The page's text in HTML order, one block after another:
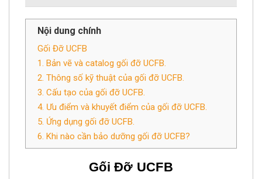
Nội dung chính
Gối Đỡ UCFB
1. Bản vẽ và catalog gối đỡ UCFB.
2. Thông số kỹ thuật của gối đỡ UCFB.
3. Cấu tạo của gối đỡ UCFB.
4. Ưu điểm và khuyết điểm của gối đỡ UCFB.
5. Ứng dụng gối đỡ UCFB.
6. Khi nào cần bảo dưỡng gối đỡ UCFB?
Gối Đỡ UCFB